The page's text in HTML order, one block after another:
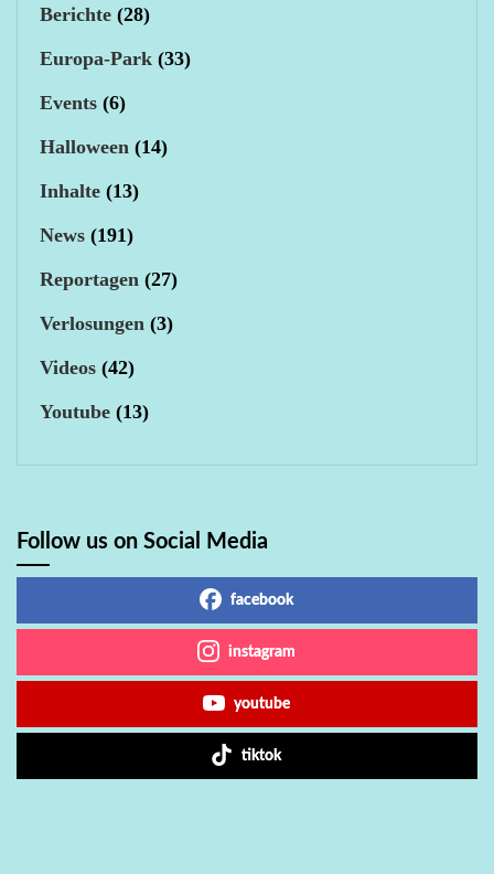
Berichte (28)
Europa-Park (33)
Events (6)
Halloween (14)
Inhalte (13)
News (191)
Reportagen (27)
Verlosungen (3)
Videos (42)
Youtube (13)
Follow us on Social Media
facebook
instagram
youtube
tiktok